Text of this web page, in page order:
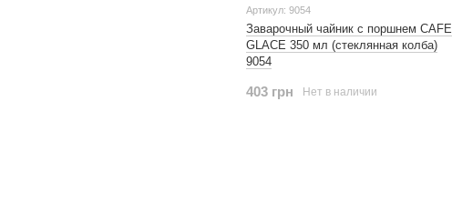
Артикул: 9054
Заварочный чайник с поршнем CAFE
GLACE 350 мл (стеклянная колба)
9054
403 грн Нет в наличии